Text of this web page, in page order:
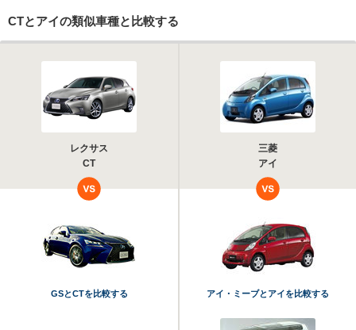
CTとアイの類似車種と比較する
レクサス
CT
三菱
アイ
GSとCTを比較する アイ・ミーブとアイを比較する